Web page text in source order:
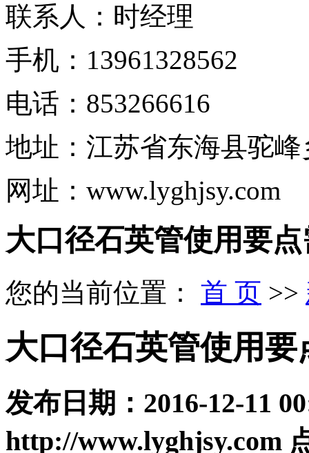
联系人：时经理
手机：13961328562
电话：853266616
地址：江苏省东海县驼
网址：www.lyghjsy.com
大口径石英管使用要
您的当前位置： 首 页 >>
大口径石英管使用要
发布日期： 2016-12-11
http://www.lyghjsy.com